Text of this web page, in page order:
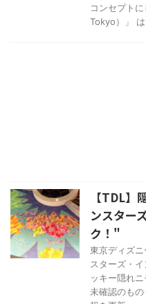
コンセプト
Tokyo）」
【TDL】
ンスター
ク！"
東京ディズ
スターズ・
ッキー隠れ
未確認のも